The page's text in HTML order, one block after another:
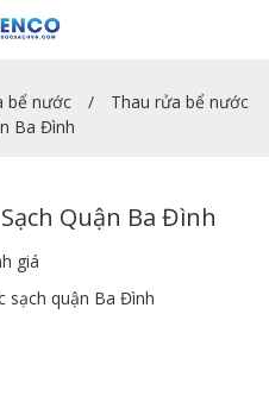
bể nước
Thau rửa bể nước
Ba Đình
Quận Ba Đình
giá
sạch quận Ba Đình